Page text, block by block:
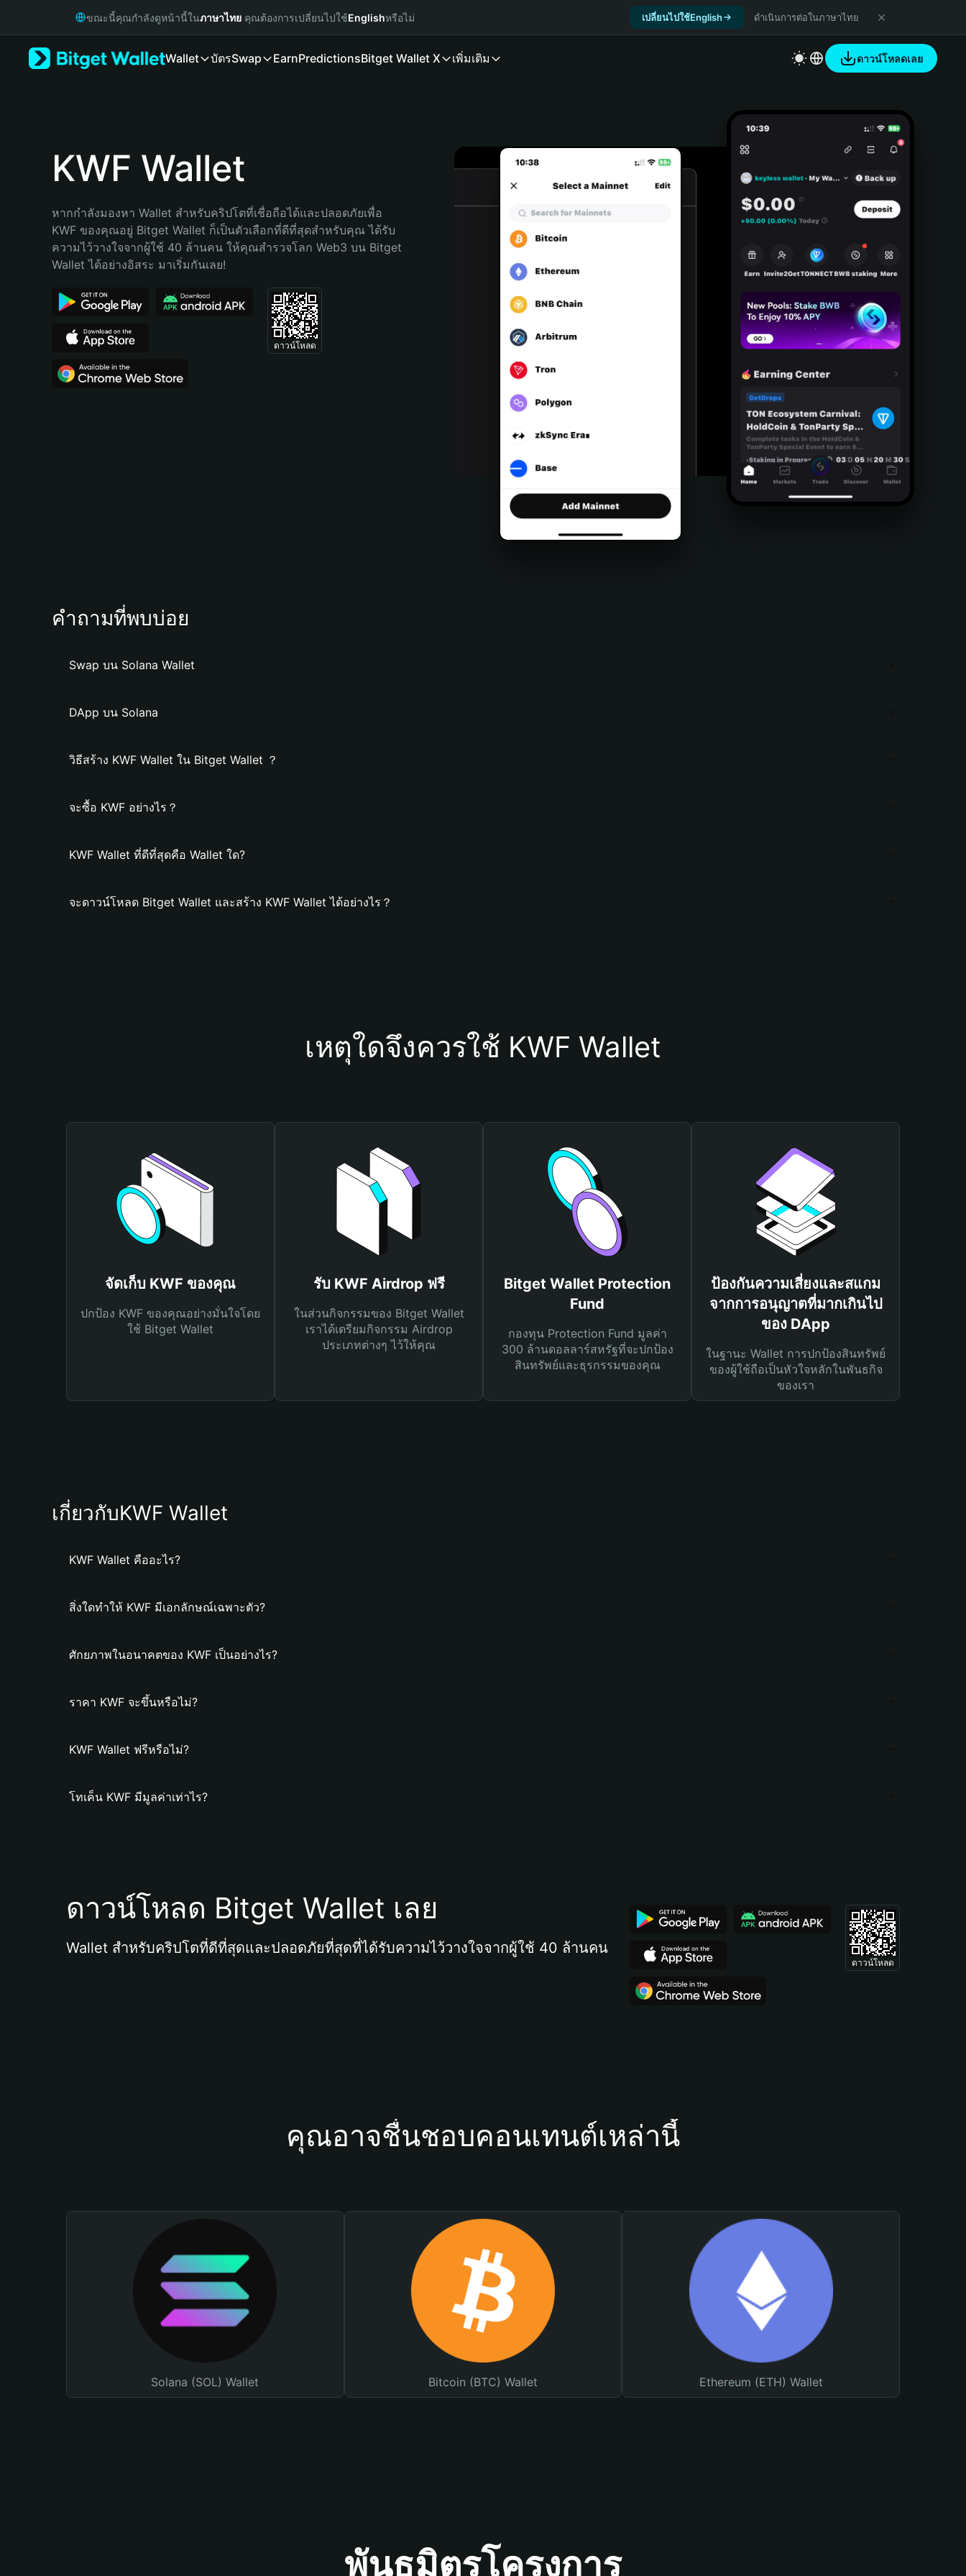
Русский
Bahasa Indonesia
Português (Brasil)
ขณะนี้คุณกำลังดูหน้านี้ในภาษาไทย คุณต้องการเปลี่ยนไปใช้Englishหรือไม่ เปลี่ยนไปใช้English ดำเนินการต่อในภาษาไทย
Wallet บัตรSwap EarnPredictionsBitget Wallet X เพิ่มเติม ดาวน์โหลดเลย
KWF Wallet
หากกำลังมองหา Wallet สำหรับคริปโตที่เชื่อถือได้และปลอดภัยเพื่อ
KWF ของคุณอยู่ Bitget Wallet ก็เป็นตัวเลือกที่ดีที่สุดสำหรับคุณ ได้รับ
ความไว้วางใจจากผู้ใช้ 40 ล้านคน ให้คุณสำรวจโลก Web3 บน Bitget
Wallet ได้อย่างอิสระ มาเริ่มกันเลย!
ดาวน์โหลด
คำถามที่พบบ่อย
Swap บน Solana Wallet
DApp บน Solana
วิธีสร้าง KWF Wallet ใน Bitget Wallet ？
จะซื้อ KWF อย่างไร？
KWF Wallet ที่ดีที่สุดคือ Wallet ใด?
จะดาวน์โหลด Bitget Wallet และสร้าง KWF Wallet ได้อย่างไร？
เหตุใดจึงควรใช้ KWF Wallet
จัดเก็บ KWF ของคุณ
ปกป้อง KWF ของคุณอย่างมั่นใจโดย
ใช้ Bitget Wallet
รับ KWF Airdrop ฟรี
ในส่วนกิจกรรมของ Bitget Wallet
เราได้เตรียมกิจกรรม Airdrop
ประเภทต่างๆ ไว้ให้คุณ
Bitget Wallet Protection
Fund
กองทุน Protection Fund มูลค่า
300 ล้านดอลลาร์สหรัฐที่จะปกป้อง
สินทรัพย์และธุรกรรมของคุณ
ป้องกันความเสี่ยงและสแกม
จากการอนุญาตที่มากเกินไป
ของ DApp
ในฐานะ Wallet การปกป้องสินทรัพย์
ของผู้ใช้ถือเป็นหัวใจหลักในพันธกิจ
ของเรา
เกี่ยวกับKWF Wallet
KWF Wallet คืออะไร?
สิ่งใดทำให้ KWF มีเอกลักษณ์เฉพาะตัว?
ศักยภาพในอนาคตของ KWF เป็นอย่างไร?
ราคา KWF จะขึ้นหรือไม่?
KWF Wallet ฟรีหรือไม่?
โทเค็น KWF มีมูลค่าเท่าไร?
ดาวน์โหลด Bitget Wallet เลย
Wallet สำหรับคริปโตที่ดีที่สุดและปลอดภัยที่สุดที่ได้รับความไว้วางใจจากผู้ใช้ 40 ล้านคน
ดาวน์โหลด
คุณอาจชื่นชอบคอนเทนต์เหล่านี้
Solana (SOL) Wallet Bitcoin (BTC) Wallet Ethereum (ETH) Wallet
พันธมิตรโครงการ